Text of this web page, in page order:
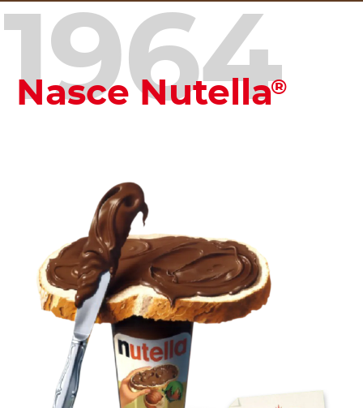
1964
Nasce Nutella®